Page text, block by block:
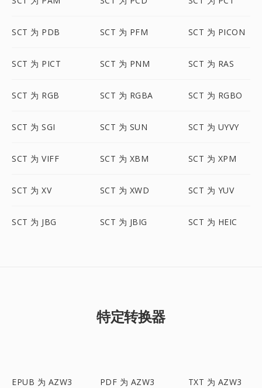
SCT 为 PDB SCT 为 PFM SCT 为 PICON
SCT 为 PICT SCT 为 PNM SCT 为 RAS
SCT 为 RGB SCT 为 RGBA SCT 为 RGBO
SCT 为 SGI SCT 为 SUN SCT 为 UYVY
SCT 为 VIFF SCT 为 XBM SCT 为 XPM
SCT 为 XV SCT 为 XWD SCT 为 YUV
SCT 为 JBG SCT 为 JBIG SCT 为 HEIC
特定转换器
EPUB 为 AZW3 PDF 为 AZW3 TXT 为 AZW3